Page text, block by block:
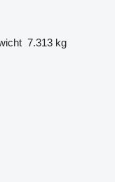
7.313 kg